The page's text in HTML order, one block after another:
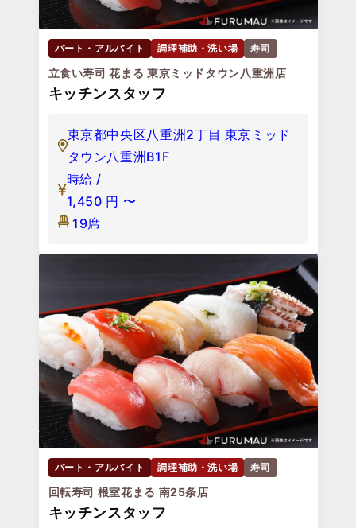
パート・アルバイト 調理補助・洗い場 寿司
立食い寿司 花まる 東京ミッドタウン八重洲店
キッチンスタッフ
東京都中央区八重洲2丁目 東京ミッド
タウン八重洲B1F
時給 /
1,450 円 〜
19席
パート・アルバイト 調理補助・洗い場 寿司
回転寿司 根室花まる 南25条店
キッチンスタッフ